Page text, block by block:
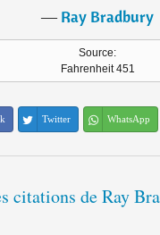
―Ray Bradbury
Source:
Fahrenheit 451
Twitter WhatsApp
citations de Ray